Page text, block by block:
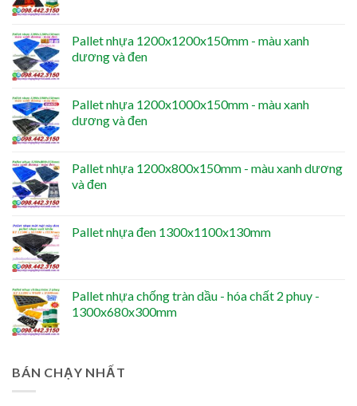
Pallet nhựa 1200x1200x150mm - màu xanh
dương và đen
Pallet nhựa 1200x1000x150mm - màu xanh
dương và đen
Pallet nhựa 1200x800x150mm - màu xanh dương
và đen
Pallet nhựa đen 1300x1100x130mm
Pallet nhựa chống tràn dầu - hóa chất 2 phuy -
1300x680x300mm
BÁN CHẠY NHẤT